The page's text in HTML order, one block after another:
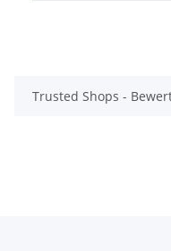
Trusted Shops -